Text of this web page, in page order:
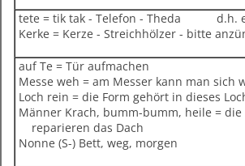
tete = tik tak - Telefon - Theda d.h.
Kerke = Kerze - Streichhölzer - bitte
auf Te = Tür aufmachen
Messe weh = am Messer kann man sich
Loch rein = die Form gehört in dieses
Männer Krach, bumm-bumm, heile =
reparieren das Dach
Nonne (S-) Bett, weg, morgen